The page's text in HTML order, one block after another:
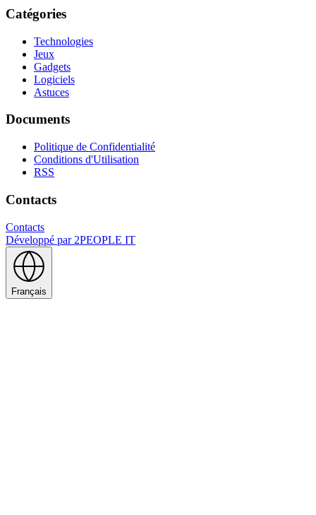
Catégories
Technologies
Jeux
Gadgets
Logiciels
Astuces
Documents
Politique de Confidentialité
Conditions d'Utilisation
RSS
Contacts
Contacts
Développé par2PEOPLE IT
Français